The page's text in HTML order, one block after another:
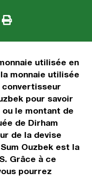
utilisée en
monnaie utilisée
convertisseur
pour savoir
le montant de
de Dirham
de la devise
Ouzbek est la
Grâce à ce
pourrez